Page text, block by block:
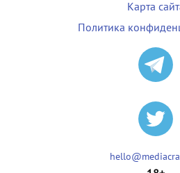
Карта
Политика